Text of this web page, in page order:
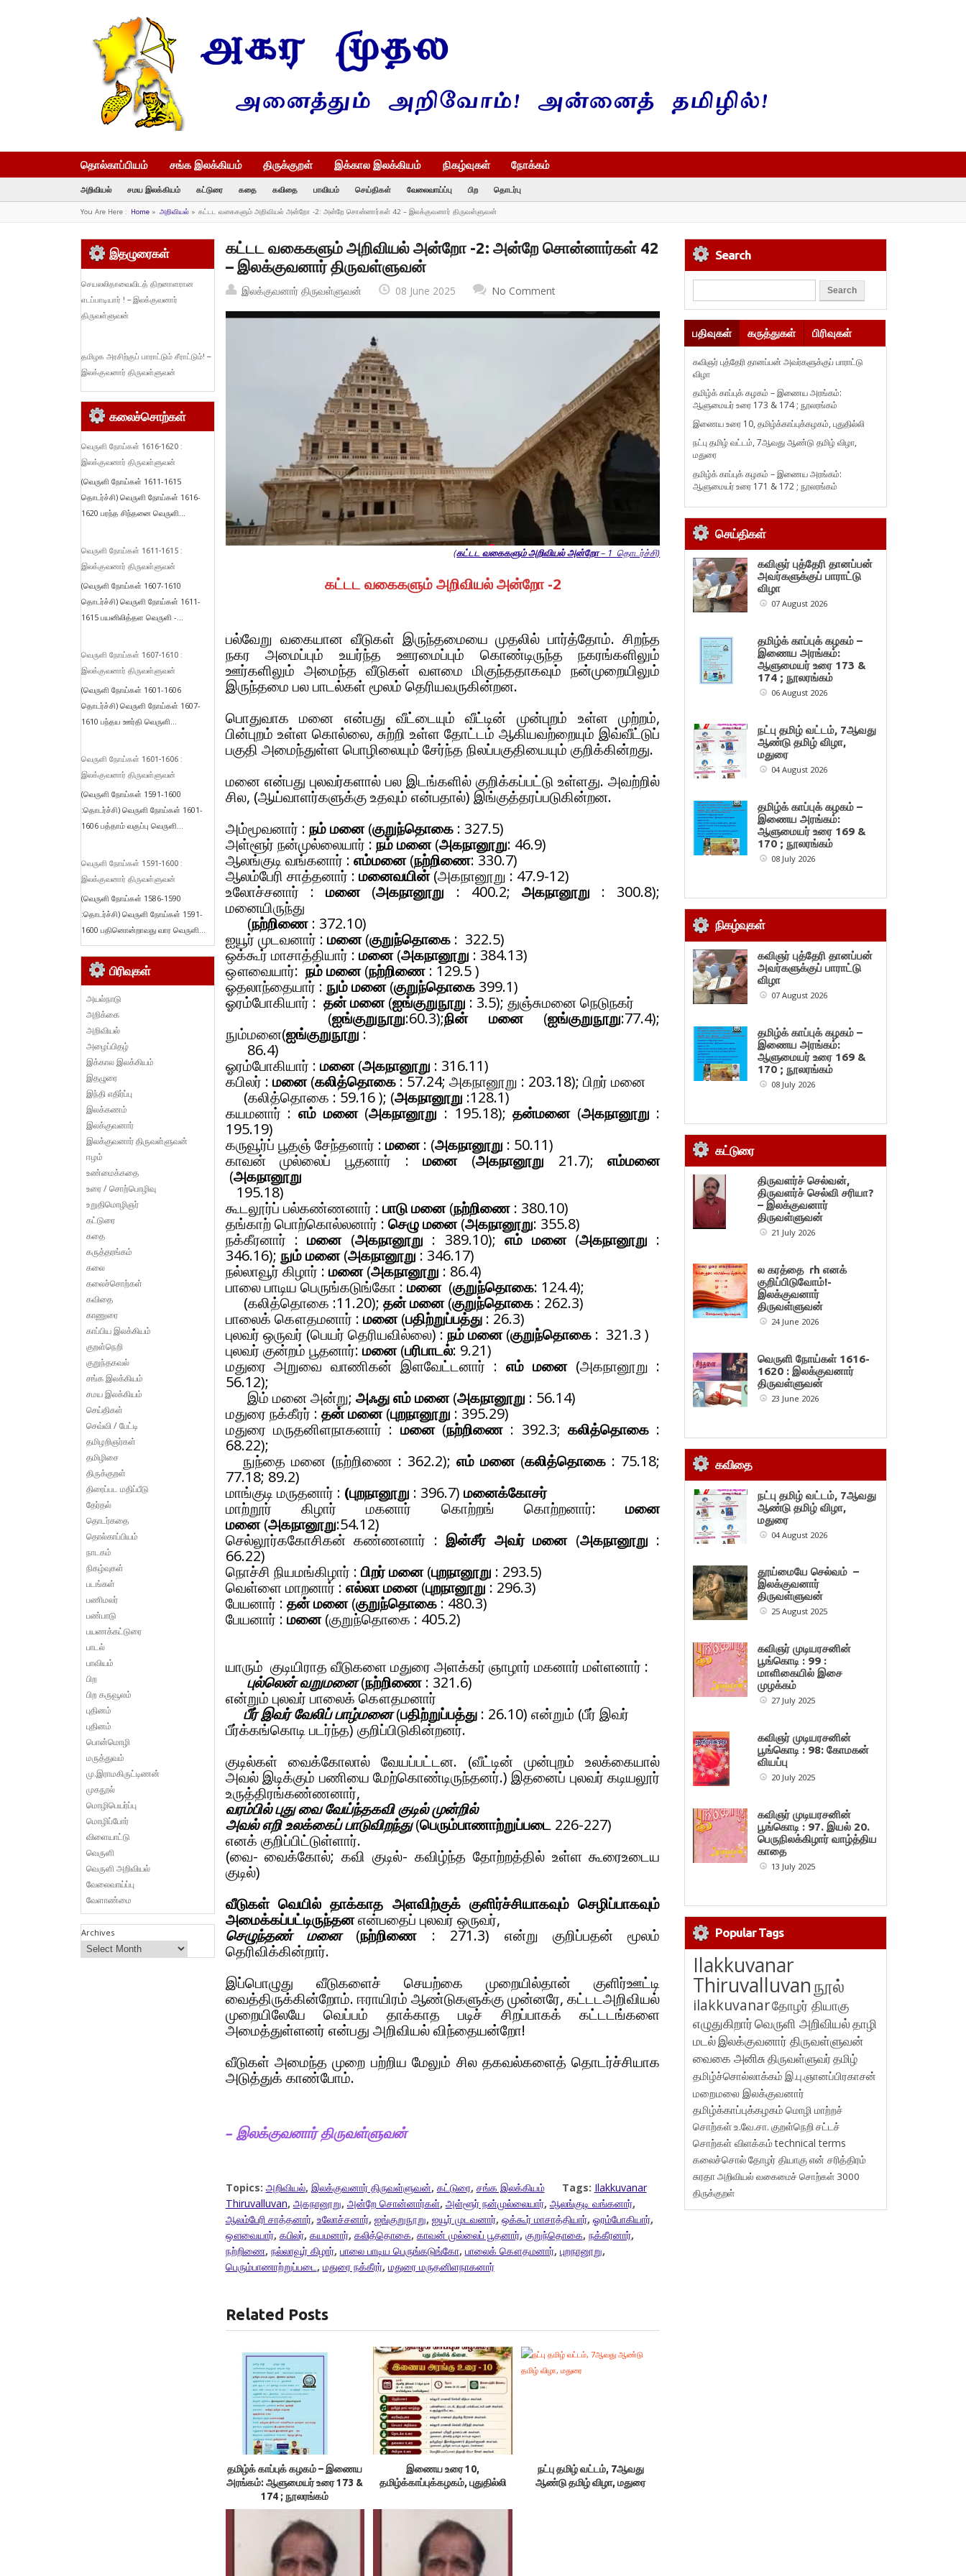
தொல்காப்பியம் சங்க இலக்கியம் திருக்குறள் இக்கால இலக்கியம் நிகழ்வுகள் நோக்கம்
அறிவியல் சமய இலக்கியம் கட்டுரை கதை கவிதை பாவியம் செய்திகள் வேலைவாய்ப்பு பிற தொடர்பு
You Are Here : Home» அறிவியல்» கட்டட வகைகளும் அறிவியல் அன்றோ -2: அன்றே சொன்னார்கள் 42 – இலக்குவனார் திருவள்ளுவன்
கட்டட வகைகளும் அறிவியல் அன்றோ -2: அன்றே சொன்னார்கள் 42
– இலக்குவனார் திருவள்ளுவன்
இலக்குவனார் திருவள்ளுவன் 08 June 2025 No Comment
(கட்டட வகைகளும் அறிவியல் அன்றோ– 1 தொடர்ச்சி)
கட்டட வகைகளும் அறிவியல் அன்றோ -2
பல்வேறு வகையான வீடுகள் இருந்தமையை முதலில் பார்த்தோம். சிறந்த
நகர அமைப்பும் உயர்ந்த ஊரமைப்பும் கொண்டிருந்த நகரங்களிலும்
ஊர்களிலும் அமைந்த வீடுகள் வளமை மிகுந்ததாகவும் நன்முறையிலும்
இருந்தமை பல பாடல்கள் மூலம் தெரியவருகின்றன.
பொதுவாக மனை என்பது வீட்டையும் வீட்டின் முன்புறம் உள்ள முற்றம்,
பின்புறம் உள்ள கொல்லை, சுற்றி உள்ள தோட்டம் ஆகியவற்றையும் இவ்வீட்டுப்
பகுதி அமைந்துள்ள பொழிலையும் சேர்ந்த நிலப்பகுதியையும் குறிக்கின்றது.
மனை என்பது புலவர்களால் பல இடங்களில் குறிக்கப்பட்டு உள்ளது. அவற்றில்
சில, (ஆய்வாளர்களுக்கு உதவும் என்பதால்) இங்குத்தரப்படுகின்றன.
அம்மூவனார் : நம் மனை(குறுந்தொகை: 327.5)
அள்ளூர் நன்முல்லையார் : நம் மனை(அகநானூறு: 46.9)
ஆலங்குடி வங்கனார் : எம்மனை(நற்றிணை: 330.7)
ஆலம்பேரி சாத்தனார் : மனைவயின்(அகநானூறு : 47.9-12)
உலோச்சனார் :மனை(அகநானூறு : 400.2; அகநானூறு : 300.8);
மனையிருந்து
(நற்றிணை: 372.10)
ஐயூர் முடவனார் : மனை(குறுந்தொகை: 322.5)
ஒக்கூர் மாசாத்தியார் : மனை(அகநானூறு : 384.13)
ஔவையார்: நம் மனை(நற்றிணை: 129.5 )
ஓதலாந்தையார் : நும் மனை(குறுந்தொகை399.1)
ஓரம்போகியார் : தன் மனை(ஐங்குறுநூறு : 3.5); துஞ்சுமனை நெடுநகர்
(ஐங்குறுநூறு:60.3);நின் மனை(ஐங்குறுநூறு:77.4);
நும்மனை(ஐங்குறுநூறு :
86.4)
ஓரம்போகியார் : மனை(அகநானூறு : 316.11)
கபிலர் : மனை(கலித்தொகை: 57.24; அகநானூறு : 203.18); பிறர் மனை
(கலித்தொகை : 59.16 ); (அகநானூறு :128.1)
கயமனார் : எம் மனை(அகநானூறு : 195.18);தன்மனை(அகநானூறு :
195.19)
கருவூர்ப் பூதஞ் சேந்தனார் : மனை: (அகநானூறு : 50.11)
காவன் முல்லைப் பூதனார் :மனை(அகநானூறு 21.7);எம்மனை
(அகநானூறு
195.18)
கூடலூர்ப் பல்கண்ணனார் : பாடு மனை(நற்றிணை: 380.10)
தங்காற் பொற்கொல்லனார் : செழு மனை(அகநானூறு: 355.8)
நக்கீரனார் :மனை(அகநானூறு : 389.10);எம் மனை(அகநானூறு :
346.16); நும் மனை(அகநானூறு : 346.17)
நல்லாவூர் கிழார் : மனை(அகநானூறு : 86.4)
பாலை பாடிய பெருங்கடுங்கோ : மனை(குறுந்தொகை: 124.4);
(கலித்தொகை :11.20); தன் மனை(குறுந்தொகை: 262.3)
பாலைக் கௌதமனார் : மனை(பதிற்றுப்பத்து: 26.3)
புலவர் ஒருவர் (பெயர் தெரியவில்லை) : நம் மனை(குறுந்தொகை: 321.3 )
புலவர் குன்றம் பூதனார்: மனை(பரிபாடல்: 9.21)
மதுரை அறுவை வாணிகன் இளவேட்டனார் : எம் மனை(அகநானூறு :
56.12);
இம் மனை அன்று; அஃது எம் மனை(அகநானூறு : 56.14)
மதுரை நக்கீரர் : தன் மனை(புறநானூறு : 395.29)
மதுரை மருதனிளநாகனார் : மனை(நற்றிணை : 392.3;கலித்தொகை :
68.22);
நுந்தை மனை (நற்றிணை : 362.2);எம் மனை(கலித்தொகை : 75.18;
77.18; 89.2)
மாங்குடி மருதனார் : (புறநானூறு : 396.7) மனைக்கோசர்
மாற்றூர் கிழார் மகனார் கொற்றங் கொற்றனார்:மனை
மனை(அகநானூறு:54.12)
செல்லூர்ககோசிகன் கண்ணனார் :இன்சீர் அவர் மனை(அகநானூறு :
66.22)
நொச்சி நியமங்கிழார் : பிறர் மனை(புறநானூறு : 293.5)
வெள்ளை மாறனார் : எல்லா மனை(புறநானூறு : 296.3)
பேயனார் : தன் மனை(குறுந்தொகை: 480.3)
பேயனார் : மனை(குறுந்தொகை : 405.2)
யாரும் குடியிராத வீடுகளை மதுரை அளக்கர் ஞாழார் மகனார் மள்ளனார் :
புல்லென் வறுமனை(நற்றிணை: 321.6)
என்றும் புலவர் பாலைக் கௌதமனார்
பீர் இவர் வேலிப் பாழ்மனை(பதிற்றுப்பத்து: 26.10) என்றும் (பீர் இவர்
பீர்க்கங்கொடி படர்ந்த) குறிப்பிடுகின்றனர்.
குடில்கள் வைக்கோலால் வேயப்பட்டன. (வீட்டின் முன்புறம் உலக்கையால்
அவல் இடிக்கும் பணியை மேற்கொண்டிருந்தனர்.) இதனைப் புலவர் கடியலூர்
உருத்திரங்கண்ணனார்,
வரம்பில் புது வை வேய்ந்தகவி குடில் முன்றில்
அவல் எறி உலக்கைப் பாடுவிறந்து(பெரும்பாணாற்றுப்படை226-227)
எனக் குறிப்பிட்டுள்ளார்.
(வை- வைக்கோல்; கவி குடில்- கவிழ்ந்த தோற்றத்தில் உள்ள கூரைஉடைய
குடில்)
வீடுகள் வெயில் தாக்காத அளவிற்குக் குளிர்ச்சியாகவும் செழிப்பாகவும்
அமைக்கப்பட்டிருந்தனஎன்பதைப் புலவர் ஒருவர்,
செழுந்தண் மனை(நற்றிணை : 271.3) என்று குறிப்பதன் மூலம்
தெரிவிக்கின்றார்.
இப்பொழுது வீடுகளைச் செயற்கை முறையில்தான் குளிர்ஊட்டி
வைத்திருக்கின்றோம். ஈராயிரம் ஆண்டுகளுக்கு முன்னரே, கட்டடஅறிவியல்
முறையிலேயே வெப்பம் தாக்காத படிச் சிறப்பாகக் கட்டடங்களை
அமைத்துள்ளனர் என்பது அறிவியல் விந்தையன்றோ!
வீடுகள் அமைந்த முறை பற்றிய மேலும் சில தகவல்களைத் தொடர்ச்சியாக
அடுத்துக் காண்போம்.
– இலக்குவனார் திருவள்ளுவன்
Topics: அறிவியல், இலக்குவனார் திருவள்ளுவன், கட்டுரை, சங்க இலக்கியம் Tags: Ilakkuvanar
Thiruvalluvan, அகநானூறு, அன்றே சொன்னார்கள், அள்ளூர் நன்முல்லையார், ஆலங்குடி வங்கனார்,
ஆலம்பேரி சாத்தனார், உலோச்சனார், ஐங்குறுநூறு, ஐயூர் முடவனார், ஒக்கூர் மாசாத்தியார், ஓரம்போகியார்,
ஔவையார், கபிலர், கயமனார், கலித்தொகை, காவன் முல்லைப் பூதனார், குறுந்தொகை, நக்கீரனார்,
நற்றிணை, நல்லாவூர் கிழார், பாலை பாடிய பெருங்கடுங்கோ, பாலைக் கௌதமனார், புறநானூறு,
பெரும்பாணாற்றுப்படை, மதுரை நக்கீரர், மதுரை மருதனிளநாகனார்
Related Posts
தமிழ்க் காப்புக் கழகம் – இணைய
அரங்கம்: ஆளுமையர் உரை 173 &
174 ; நூலரங்கம்
இணைய உரை 10,
தமிழ்க்காப்புக்கழகம், புதுதில்லி
நட்பு தமிழ் வட்டம், 7ஆவது
ஆண்டு தமிழ் விழா, மதுரை
இதழுரைகள்
செயலலிதாவைவிடத் திறனாளரான
எடப்பாடியார் ! – இலக்குவனார்
திருவள்ளுவன்
தமிழக அரசிற்குப் பாராட்டும் சீராட்டும்! –
இலக்குவனார் திருவள்ளுவன்
கலைச்சொற்கள்
வெருளி நோய்கள் 1616-1620 :
இலக்குவனார் திருவள்ளுவன்
(வெருளி நோய்கள் 1611-1615
தொடர்ச்சி) வெருளி நோய்கள் 1616-
1620 பரந்த சிந்தனை வெருளி...
வெருளி நோய்கள் 1611-1615 :
இலக்குவனார் திருவள்ளுவன்
(வெருளி நோய்கள் 1607-1610
தொடர்ச்சி) வெருளி நோய்கள் 1611-
1615 பயனிலித்தள வெருளி -...
வெருளி நோய்கள் 1607-1610 :
இலக்குவனார் திருவள்ளுவன்
(வெருளி நோய்கள் 1601-1606
தொடர்ச்சி) வெருளி நோய்கள் 1607-
1610 பந்தய ஊர்தி வெருளி...
வெருளி நோய்கள் 1601-1606 :
இலக்குவனார் திருவள்ளுவன்
(வெருளி நோய்கள் 1591-1600
:தொடர்ச்சி) வெருளி நோய்கள் 1601-
1606 பத்தாம் வகுப்பு வெருளி...
வெருளி நோய்கள் 1591-1600 :
இலக்குவனார் திருவள்ளுவன்
(வெருளி நோய்கள் 1586-1590
:தொடர்ச்சி) வெருளி நோய்கள் 1591-
1600 பதினொன்றாவது வார வெருளி...
பிரிவுகள்
அயல்நாடு
அறிக்கை
அறிவியல்
அழைப்பிதழ்
இக்கால இலக்கியம்
இதழுரை
இந்தி எதிர்ப்பு
இலக்கணம்
இலக்குவனார்
இலக்குவனார் திருவள்ளுவன்
ஈழம்
உண்மைக்கதை
உரை / சொற்பொழிவு
உறுதிமொழிஞர்
கட்டுரை
கதை
கருத்தரங்கம்
கலை
கலைச்சொற்கள்
கவிதை
காணுரை
காப்பிய இலக்கியம்
குறள்நெறி
குறுந்தகவல்
சங்க இலக்கியம்
சமய இலக்கியம்
செய்திகள்
செவ்வி / பேட்டி
தமிழறிஞர்கள்
தமிழிசை
திருக்குறள்
திரைப்பட மதிப்பீடு
தேர்தல்
தொடர்கதை
தொல்காப்பியம்
நாடகம்
நிகழ்வுகள்
படங்கள்
பணிமலர்
பண்பாடு
பயணக்கட்டுரை
பாடல்
பாவியம்
பிற
பிற கருவூலம்
புதினம்
புதினம்
பொன்மொழி
மருத்துவம்
மு.இராமகிருட்டிணன்
முகநூல்
மொழிபெயர்ப்பு
மொழிப்போர்
விளையாட்டு
வெருளி
வெருளி அறிவியல்
வேலைவாய்ப்பு
வேளாண்மை
Archives
Search
பதிவுகள் கருத்துகள் பிரிவுகள்
கவிஞர் புத்தேரி தானப்பன் அவர்களுக்குப் பாராட்டு
விழா
தமிழ்க் காப்புக் கழகம் – இணைய அரங்கம்:
ஆளுமையர் உரை 173 & 174 ; நூலரங்கம்
இணைய உரை 10, தமிழ்க்காப்புக்கழகம், புதுதில்லி
நட்பு தமிழ் வட்டம், 7ஆவது ஆண்டு தமிழ் விழா,
மதுரை
தமிழ்க் காப்புக் கழகம் – இணைய அரங்கம்:
ஆளுமையர் உரை 171 & 172 ; நூலரங்கம்
செய்திகள்
கவிஞர் புத்தேரி தானப்பன்
அவர்களுக்குப் பாராட்டு
விழா
07 August 2026
தமிழ்க் காப்புக் கழகம் –
இணைய அரங்கம்:
ஆளுமையர் உரை 173 &
174 ; நூலரங்கம்
06 August 2026
நட்பு தமிழ் வட்டம், 7ஆவது
ஆண்டு தமிழ் விழா,
மதுரை
04 August 2026
தமிழ்க் காப்புக் கழகம் –
இணைய அரங்கம்:
ஆளுமையர் உரை 169 &
170 ; நூலரங்கம்
08 July 2026
நிகழ்வுகள்
கவிஞர் புத்தேரி தானப்பன்
அவர்களுக்குப் பாராட்டு
விழா
07 August 2026
தமிழ்க் காப்புக் கழகம் –
இணைய அரங்கம்:
ஆளுமையர் உரை 169 &
170 ; நூலரங்கம்
08 July 2026
கட்டுரை
திருவளர்ச் செல்வன்,
திருவளர்ச் செல்வி சரியா?
– இலக்குவனார்
திருவள்ளுவன்
21 July 2026
ல கரத்தை rh எனக்
குறிப்பிடுவோம்!-
இலக்குவனார்
திருவள்ளுவன்
24 June 2026
வெருளி நோய்கள் 1616-
1620 : இலக்குவனார்
திருவள்ளுவன்
23 June 2026
கவிதை
நட்பு தமிழ் வட்டம், 7ஆவது
ஆண்டு தமிழ் விழா,
மதுரை
04 August 2026
தூய்மையே செல்வம் –
இலக்குவனார்
திருவள்ளுவன்
25 August 2025
கவிஞர் முடியரசனின்
பூங்கொடி : 99 :
மாளிகையில் இசை
முழக்கம்
27 July 2025
கவிஞர் முடியரசனின்
பூங்கொடி : 98: கோமகன்
வியப்பு
20 July 2025
கவிஞர் முடியரசனின்
பூங்கொடி : 97. இயல் 20.
பெருநிலக்கிழார் வாழ்த்திய
காதை
13 July 2025
Popular Tags
Ilakkuvanar
Thiruvalluvanநூல்
ilakkuvanarதோழர் தியாகு
எழுதுகிறார்வெருளி அறிவியல்தாழி
மடல்இலக்குவனார் திருவள்ளுவன்
வைகை அனிசுதிருவள்ளுவர்தமிழ்
தமிழ்ச்சொல்லாக்கம் இ.பு.ஞானப்பிரகாசன்
மறைமலை இலக்குவனார்
தமிழ்க்காப்புக்கழகம் மொழி மாற்றச்
சொற்கள்உ.வே.சா. குறள்நெறி சட்டச்
சொற்கள் விளக்கம்technical terms
கலைச்சொல்தோழர் தியாகுஎன் சரித்திரம்
சுரதாஅறிவியல் வகைமைச் சொற்கள் 3000
திருக்குறள்